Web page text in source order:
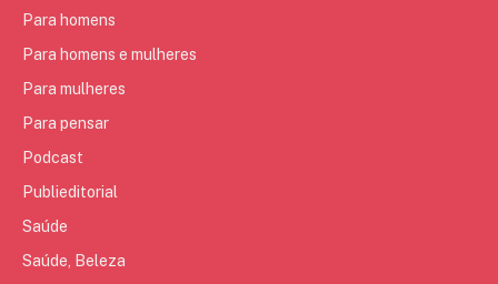
Para homens
Para homens e mulheres
Para mulheres
Para pensar
Podcast
Publieditorial
Saúde
Saúde, Beleza